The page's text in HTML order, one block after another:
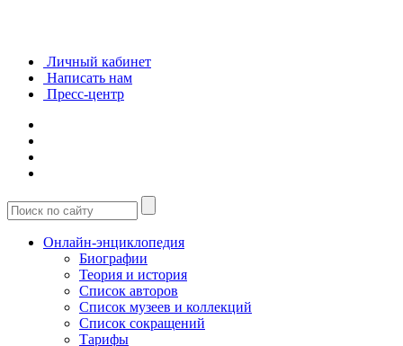
Личный кабинет
Написать нам
Пресс-центр
Онлайн-энциклопедия
Биографии
Теория и история
Список авторов
Список музеев и коллекций
Список сокращений
Тарифы